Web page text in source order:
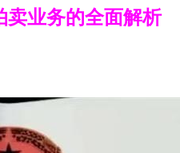
卖业务的全面解析